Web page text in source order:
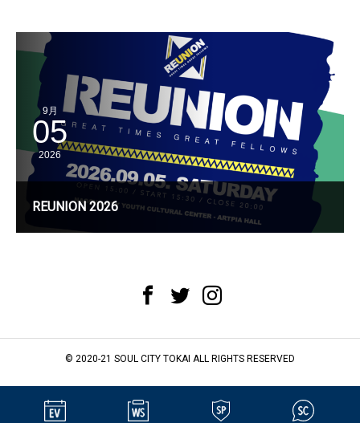
REUNION 2026
9月
05
2026
© 2020-21 SOUL CITY TOKAI ALL RIGHTS RESERVED